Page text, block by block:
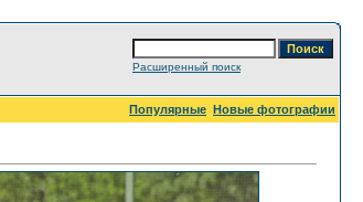
Расширенный поиск
Популярные Новые фотографии